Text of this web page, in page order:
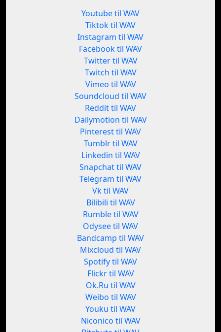
Youtube til WAV
Tiktok til WAV
Instagram til WAV
Facebook til WAV
Twitter til WAV
Twitch til WAV
Vimeo til WAV
Soundcloud til WAV
Reddit til WAV
Dailymotion til WAV
Pinterest til WAV
Tumblr til WAV
Linkedin til WAV
Snapchat til WAV
Telegram til WAV
Vk til WAV
Bilibili til WAV
Rumble til WAV
Odysee til WAV
Bandcamp til WAV
Mixcloud til WAV
Spotify til WAV
Flickr til WAV
Ok.Ru til WAV
Weibo til WAV
Youku til WAV
Niconico til WAV